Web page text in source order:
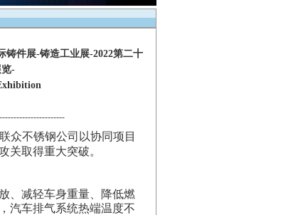
铸件展-铸造工业展-2022第二十
-
众不锈钢公司以协同项目
关取得重大突破。
、减轻车身重量、降低燃
汽车排气系统热端温度不